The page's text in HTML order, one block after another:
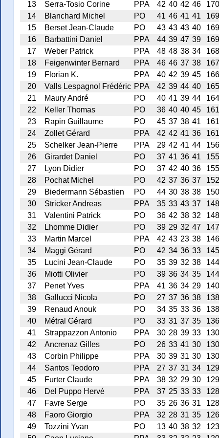
13
Serra-Tosio Corine PPA 42 40 42 46
170
14
Blanchard Michel PO 41 46 41 41
169
15
Berset Jean-Claude PO 43 43 43 40
169
16
Barbattini Daniel PPA 44 39 47 39
169
17
Weber Patrick PPA 48 48 38 34
168
18
Feigenwinter Bernard PPA 46 46 37 38
167
19
Florian K. PPA 40 42 39 45
166
20
Valls Lespagnol Frédéric PPA 42 39 44 40
165
21
Maury André PO 40 41 39 44
164
22
Keller Thomas PO 36 40 40 45
161
23
Rapin Guillaume PO 45 37 38 41
161
24
Zollet Gérard PPA 42 42 41 36
161
25
Schelker Jean-Pierre PPA 29 42 41 44
156
26
Girardet Daniel PO 37 41 36 41
155
27
Lyon Didier PO 37 42 40 36
155
28
Pochat Michel PO 42 37 36 37
152
29
Biedermann Sébastien PO 44 30 38 38
150
30
Stricker Andreas PPA 35 33 43 37
148
31
Valentini Patrick PO 36 42 38 32
148
32
Lhomme Didier PO 39 29 32 47
147
33
Martin Marcel PPA 42 43 23 38
146
34
Maggi Gérard PO 42 34 36 33
145
35
Lucini Jean-Claude PO 35 39 32 38
144
36
Miotti Olivier PO 39 36 34 35
144
37
Penet Yves PPA 41 36 34 29
140
38
Gallucci Nicola PO 27 37 36 38
138
39
Renaud Anouk PO 34 35 33 36
138
40
Métral Gérard PO 33 31 37 35
136
41
Strappazzon Antonio PPA 30 28 39 33
130
42
Ancrenaz Gilles PO 26 33 41 30
130
43
Corbin Philippe PPA 30 39 31 30
130
44
Santos Teodoro PPA 27 37 31 34
129
45
Furter Claude PPA 38 32 29 30
129
46
Del Puppo Hervé PPA 37 25 33 33
128
47
Favre Serge PO 35 26 36 31
128
48
Faoro Giorgio PPA 32 28 31 35
126
49
Tozzini Yvan PO 13 40 38 32
123